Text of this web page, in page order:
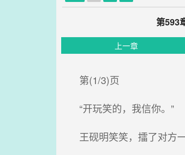
第593
上一章
第(1/3)页
“开玩笑的，我信你。”
王砚明笑笑，擂了对方